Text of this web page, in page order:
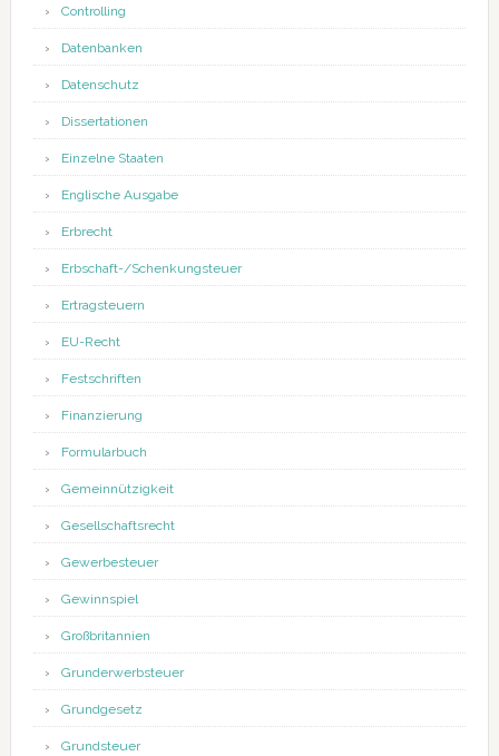
Controlling
Datenbanken
Datenschutz
Dissertationen
Einzelne Staaten
Englische Ausgabe
Erbrecht
Erbschaft-/Schenkungsteuer
Ertragsteuern
EU-Recht
Festschriften
Finanzierung
Formularbuch
Gemeinnützigkeit
Gesellschaftsrecht
Gewerbesteuer
Gewinnspiel
Großbritannien
Grunderwerbsteuer
Grundgesetz
Grundsteuer